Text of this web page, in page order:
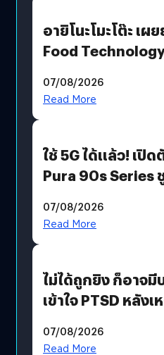
อายิโนะโมะโต๊ะ เ
Food
บริโภคและ B2B
07/08/2026
Read More
ใช้ 5G ได้แล้ว! เปิ
Pura 90s Series
07/08/2026
Read More
ไม่ได้ถูกยิง ก็อาจ
เข้าใจ PTSD หลังเ
07/08/2026
Read More